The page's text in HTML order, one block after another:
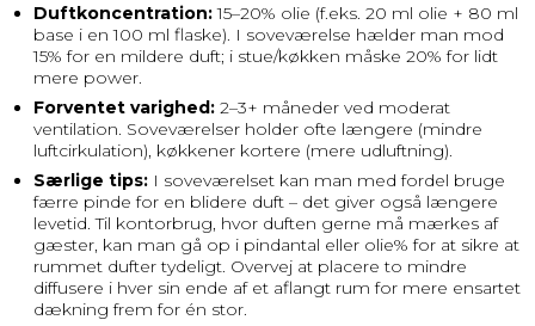
Duftkoncentration:15–20% olie (f.eks. 20 ml olie + 80 ml
base i en 100 ml flaske). I soveværelse hælder man mod
15% for en mildere duft; i stue/køkken måske 20% for lidt
mere power.
Forventet varighed:2–3+ måneder ved moderat
ventilation. Soveværelser holder ofte længere (mindre
luftcirkulation), køkkener kortere (mere udluftning).
Særlige tips:I soveværelset kan man med fordel bruge
færre pinde for en blidere duft – det giver også længere
levetid. Til kontorbrug, hvor duften gerne må mærkes af
gæster, kan man gå op i pindantal eller olie% for at sikre at
rummet dufter tydeligt. Overvej at placere to mindre
diffusere i hver sin ende af et aflangt rum for mere ensartet
dækning frem for én stor.